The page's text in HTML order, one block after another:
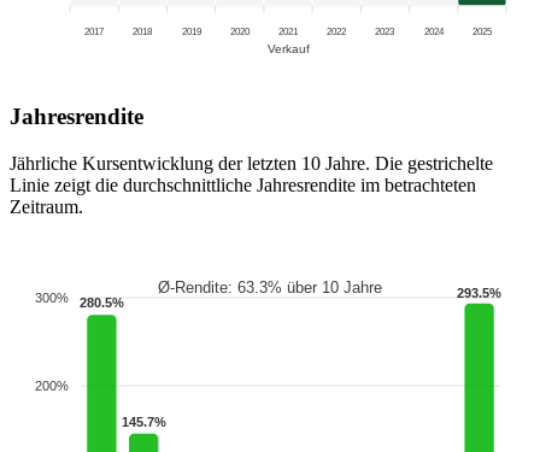
2017 2018 2019 2020 2021 2022 2023 2024 2025
Verkauf
Jahresrendite
Jährliche Kursentwicklung der letzten 10 Jahre. Die gestrichelte
Linie zeigt die durchschnittliche Jahresrendite im betrachteten
Zeitraum.
Ø-Rendite: 63.3% über 10 Jahre
300%
200%
280.5%
145.7%
293.5%